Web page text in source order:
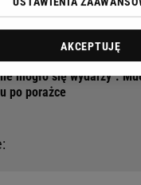
mogło się wydarzy".
po porażce
AKCEPTUJĘ